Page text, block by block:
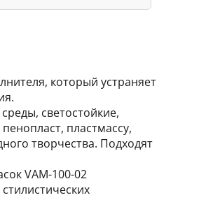
который устраняет
светостойкие,
пластмассу,
творчества. Подходят
VAM-100-02